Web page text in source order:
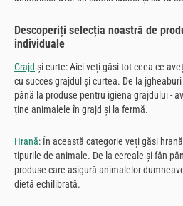
Descoperiți selecția noastră de
individuale
Grajd și curte: Aici veți găsi tot ceea ce
cu succes grajdul și curtea. De la
până la produse pentru igiena grajdului -
ține animalele în grajd și la fermă.
Hrană: În această categorie veți găsi
tipurile de animale. De la cereale și fân
produse care asigură animalelor
dietă echilibrată.